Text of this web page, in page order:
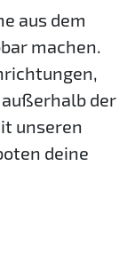
aus dem
machen.
der
unseren
deine